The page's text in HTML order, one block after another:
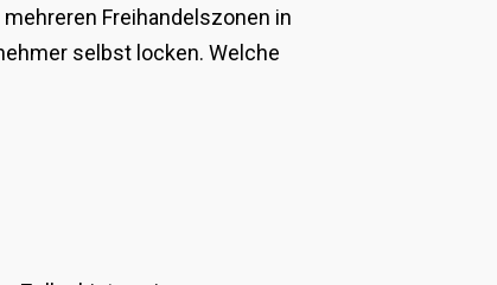
Freihandelszonen in
selbst locken. Welche